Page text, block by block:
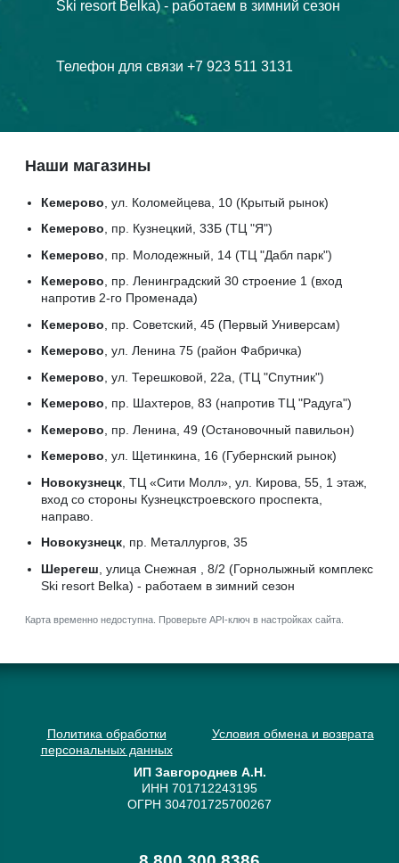
Наши магазины
Кемерово , ул. Коломейцева, 10 (Крытый рынок)
Кемерово, пр. Кузнецкий, 33Б (ТЦ "Я")
Кемерово , пр. Молодежный, 14 (ТЦ "Дабл парк")
Кемерово, пр. Ленинградский 30 строение 1 (вход
напротив 2-го Променада)
Кемерово , пр. Советский, 45 (Первый Универсам)
Кемерово, ул. Ленина 75 (район Фабричка)
Кемерово , ул. Терешковой, 22а, (ТЦ "Спутник")
Кемерово, пр. Шахтеров, 83 (напротив ТЦ "Радуга")
Кемерово , пр. Ленина, 49 (Остановочный павильон)
Кемерово, ул. Щетинкина, 16 (Губернский рынок)
Новокузнецк, ТЦ «Сити Молл», ул. Кирова, 55, 1 этаж,
вход со стороны Кузнецкстроевского проспекта,
направо.
Новокузнецк, пр. Металлургов, 35
Шерегеш , улица Снежная , 8/2 (Горнолыжный комплекс
Ski resort Belka) - работаем в зимний сезон
Карта временно недоступна. Проверьте API-ключ в настройках сайта.
Ski resort Belka) - работаем в зимний сезон
Телефон для связи +7 923 511 3131
Политика обработки
персональных данных
Условия обмена и возврата
ИП Завгороднев А.Н.
ИНН 701712243195
ОГРН 304701725700267